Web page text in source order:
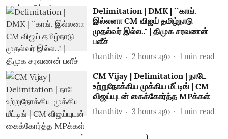
Delimitation | DMK | ``காங்.
இல்லனா CM விஜய் தமிழ்நாடு
முதல்வர் இல்ல.." | திமுக சரவணன்
பளீச்
thanthitv 2 hours ago 1 min read
CM Vijay | Delimitation | நாடே
உற்றுநோக்கிய முக்கிய மீட்டிங் | CM
விஜய்யுடன் கைக்கோர்த்த MPக்கள்
thanthitv 3 hours ago 1 min read